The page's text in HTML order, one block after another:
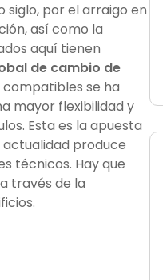
siglo, por el arraigo en
así como la
aquí tienen
de cambio de
compatibles se ha
mayor flexibilidad y
Esta es la apuesta
actualidad produce
técnicos. Hay que
a través de la